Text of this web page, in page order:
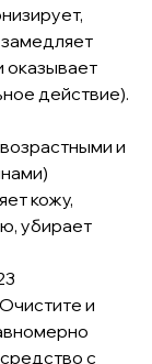
оказывает
действие).
и
кожу,
убирает
и
с